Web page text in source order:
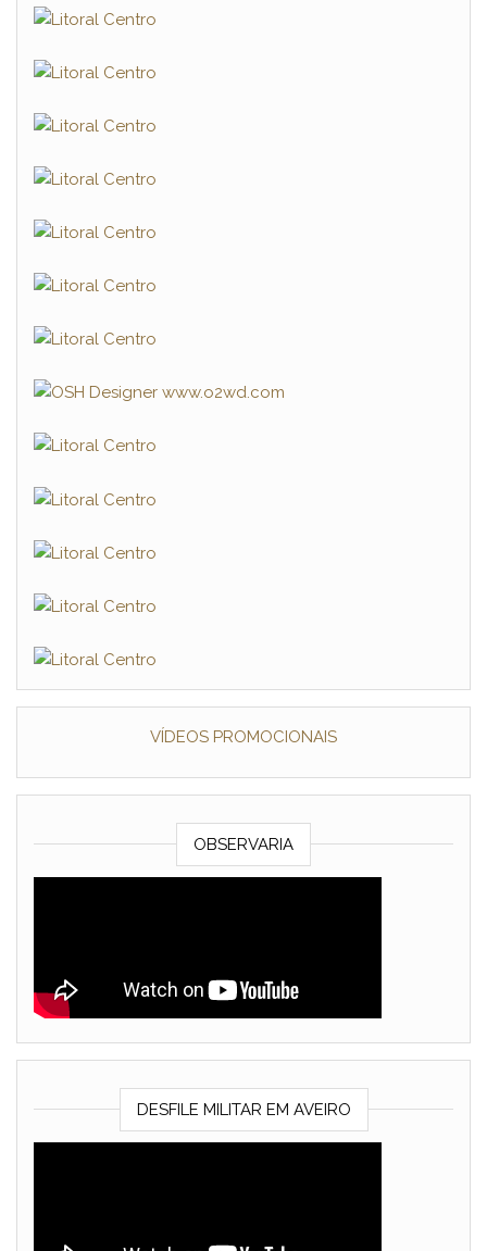
VÍDEOS PROMOCIONAIS
OBSERVARIA
DESFILE MILITAR EM AVEIRO